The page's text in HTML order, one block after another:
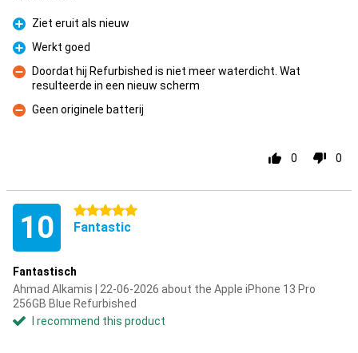
Pro
Ziet eruit als nieuw
Pro
Werkt goed
Con
Doordat hij Refurbished is niet meer waterdicht. Wat
resulteerde in een nieuw scherm
Con
Geen originele batterij
0 0
10 5 stars
Fantastic
Fantastisch
Ahmad Alkamis | 22-06-2026 about the Apple iPhone 13 Pro
256GB Blue Refurbished
I recommend this product